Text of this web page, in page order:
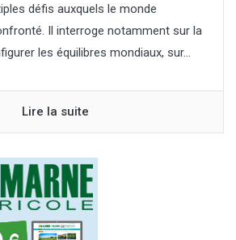
défis auxquels le monde
Il interroge notamment sur la
les équilibres mondiaux, sur...
Lire la suite